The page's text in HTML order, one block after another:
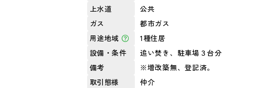
上水道
公共
ガス
都市ガス
用途地域
1種住居
設備・条件
追い焚き、駐車場３台分
備考
※増改築無、登記済。
取引態様
仲介